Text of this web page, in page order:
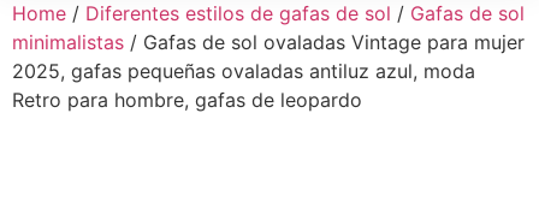
Home / Diferentes estilos de gafas de sol / Gafas de sol
minimalistas / Gafas de sol ovaladas Vintage para mujer
2025, gafas pequeñas ovaladas antiluz azul, moda
Retro para hombre, gafas de leopardo